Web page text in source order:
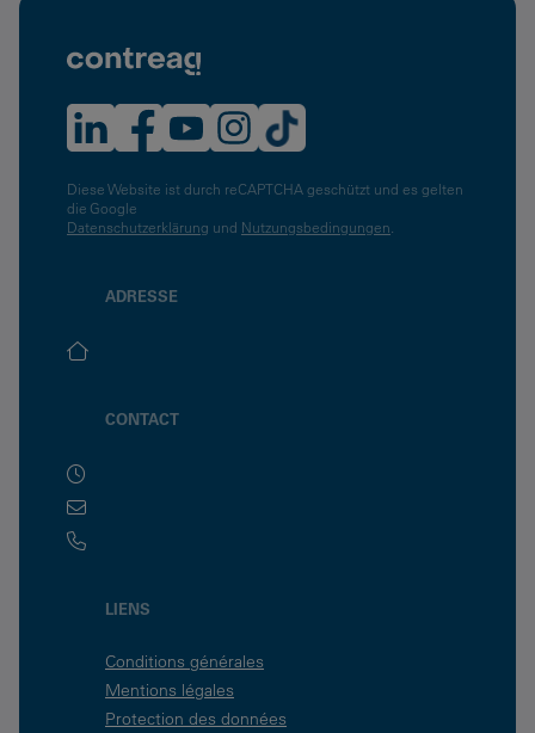
Diese Website ist durch reCAPTCHA geschützt und es gelten
die Google
Datenschutzerklärung und Nutzungsbedingungen.
ADRESSE
CONTACT
LIENS
Conditions générales
Mentions légales
Protection des données